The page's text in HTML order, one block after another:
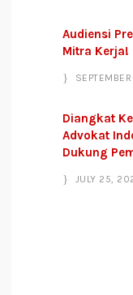
Audiensi
Mitra Kerja!
Diangkat
Advokat
Dukung
JULY 25,